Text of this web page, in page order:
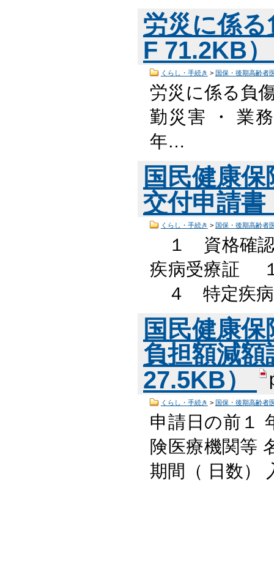
労災に係
F 71.2KB
くらし・手続き > 国保・後期高齢者
労災に係る負
勤災害 ・ 業
年…
国民健康
交付申請
くらし・手続き > 国保・後期高齢者
１ 資格確
疾病受療証
４ 特定疾
国民健康
負担額減額
27.5KB）
くらし・手続き > 国保・後期高齢者
申請日の前１
険医療機関等
期間（ 日数）